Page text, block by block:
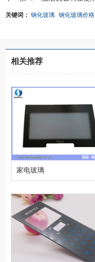
关键词：钢化玻璃 钢化玻璃价格
相关推荐
家电玻璃